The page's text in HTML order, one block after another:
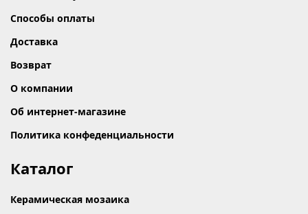
Способы оплаты
Доставка
Возврат
О компании
Об интернет-магазине
Политика конфеденциальности
Каталог
Керамическая мозаика